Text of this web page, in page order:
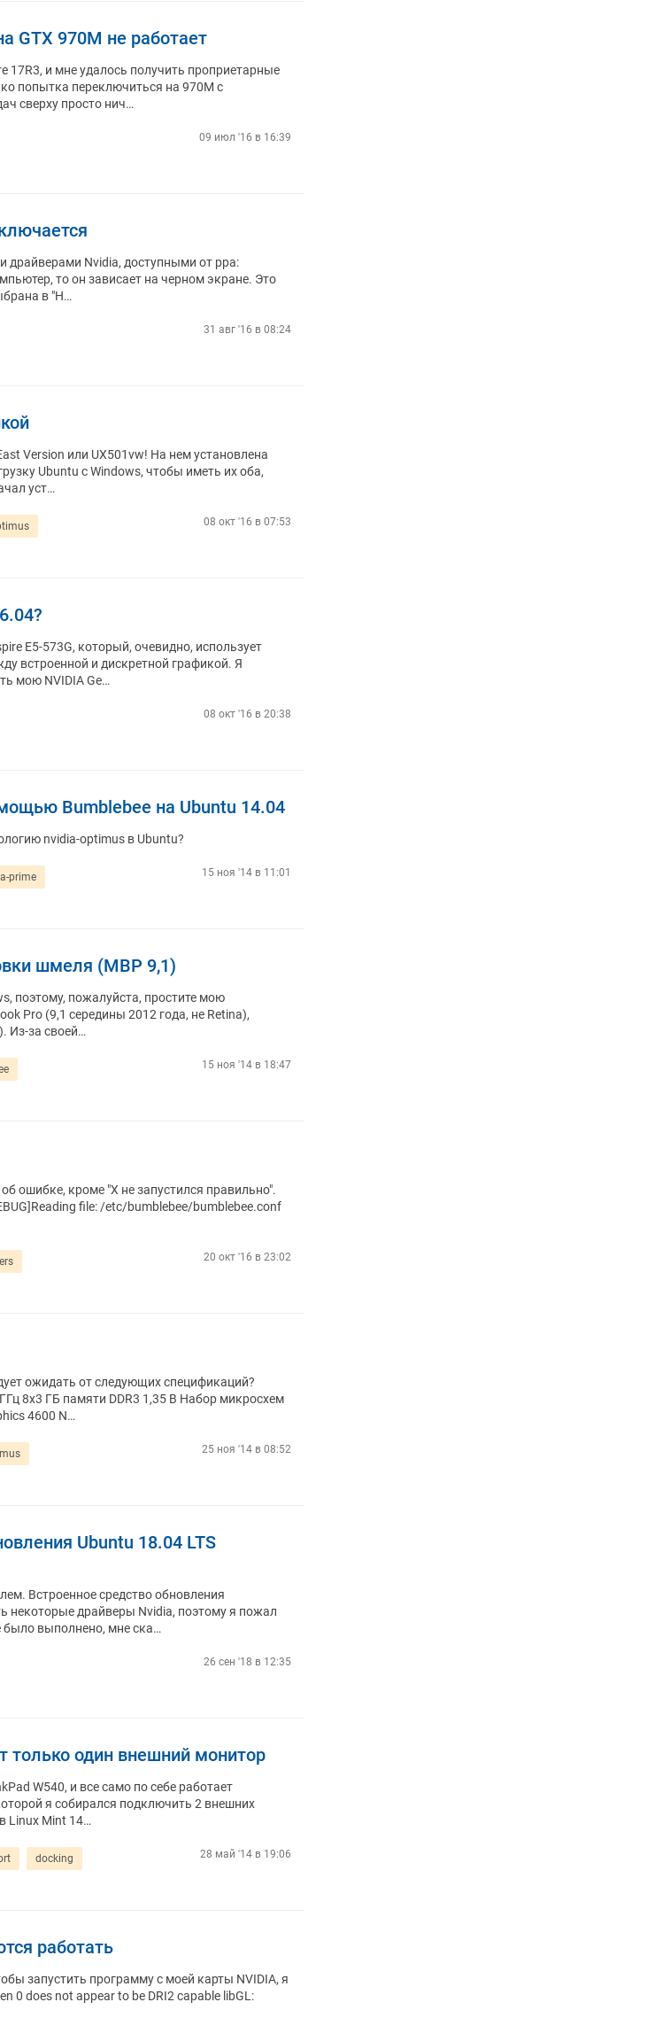
GTX 970M не работает
17R3, и мне удалось получить проприетарные
попытка переключиться на 970M с
сверху просто нич…
09 июл '16 в 16:39
драйверами Nvidia, доступными от ppa:
то он зависает на черном экране. Это
в "Н…
31 авг '16 в 08:24
Version или UX501vw! На нем установлена
Ubuntu с Windows, чтобы иметь их оба,
уст…
08 окт '16 в 07:53
E5-573G, который, очевидно, использует
встроенной и дискретной графикой. Я
мою NVIDIA Ge…
08 окт '16 в 20:38
Bumblebee на Ubuntu 14.04
nvidia-optimus в Ubuntu?
prime 15 ноя '14 в 11:01
шмеля (MBP 9,1)
поэтому, пожалуйста, простите мою
Pro (9,1 середины 2012 года, не Retina),
Из-за своей…
15 ноя '14 в 18:47
ошибке, кроме "X не запустился правильно".
file: /etc/bumblebee/bumblebee.conf
20 окт '16 в 23:02
ожидать от следующих спецификаций?
8x3 ГБ памяти DDR3 1,35 В Набор микросхем
4600 N…
25 ноя '14 в 08:52
Ubuntu 18.04 LTS
Встроенное средство обновления
некоторые драйверы Nvidia, поэтому я пожал
было выполнено, мне ска…
26 сен '18 в 12:35
только один внешний монитор
W540, и все само по себе работает
я собирался подключить 2 внешних
Linux Mint 14…
docking 28 май '14 в 19:06
работать
запустить программу с моей карты NVIDIA, я
0 does not appear to be DRI2 capable libGL: